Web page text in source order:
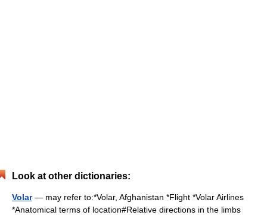
Look at other dictionaries:
Volar— may refer to:*Volar, Afghanistan *Flight *Volar Airlines
*Anatomical terms of location#Relative directions in the limbs